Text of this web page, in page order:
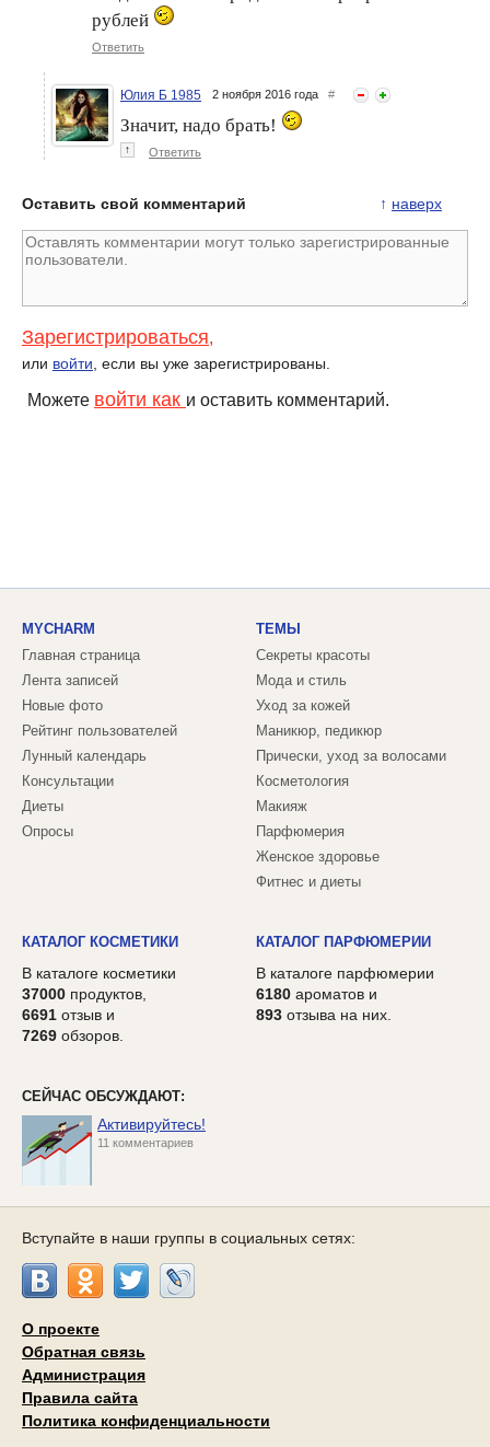
рублей
Ответить
Юлия Б 1985 2 ноября 2016 года #
Значит, надо брать!
↑ Ответить
↑ наверх
Оставить свой комментарий
Зарегистрироваться,
или войти , если вы уже зарегистрированы.
Можете войти как и оставить комментарий.
MYCHARM
Главная страница
Лента записей
Новые фото
Рейтинг пользователей
Лунный календарь
Консультации
Диеты
Опросы
ТЕМЫ
Секреты красоты
Мода и стиль
Уход за кожей
Маникюр, педикюр
Прически, уход за волосами
Косметология
Макияж
Парфюмерия
Женское здоровье
Фитнес и диеты
КАТАЛОГ КОСМЕТИКИ
В каталоге косметики
37000 продуктов,
6691 отзыв и
7269 обзоров.
КАТАЛОГ ПАРФЮМЕРИИ
В каталоге парфюмерии
6180 ароматов и
893 отзыва на них.
СЕЙЧАС ОБСУЖДАЮТ:
Активируйтесь!
11 комментариев
Вступайте в наши группы в социальных сетях:
О проекте
Обратная связь
Администрация
Правила сайта
Политика конфиденциальности